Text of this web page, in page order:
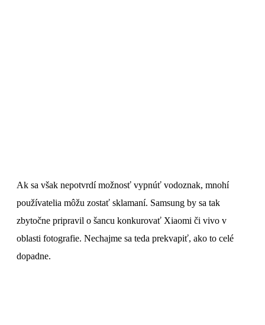
Ak sa však nepotvrdí možnosť vypnúť vodoznak, mnohí
používatelia môžu zostať sklamaní. Samsung by sa tak
zbytočne pripravil o šancu konkurovať Xiaomi či vivo v
oblasti fotografie. Nechajme sa teda prekvapiť, ako to celé
dopadne.